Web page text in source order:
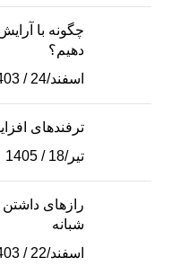
چگونه با
دهیم؟
اسفند/24 / 1403
ترفندهای
تیر/18 / 1405
رازهای
شبانه
اسفند/22 / 1403